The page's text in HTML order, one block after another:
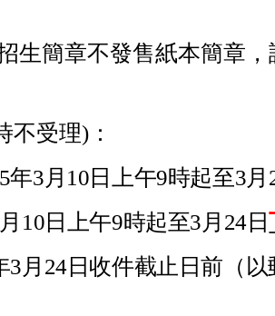
生簡章不發售紙本簡章
受理)：
3月10日上午9時起至3月
10日上午9時起至3月24日
月24日收件截止日前（